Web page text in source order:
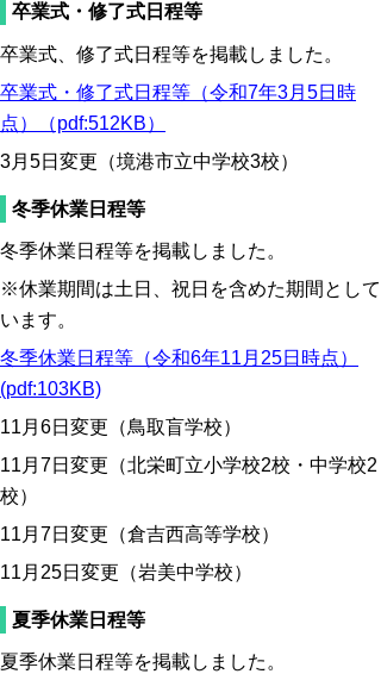
卒業式・修了式日程等
卒業式、修了式日程等を掲載しました。
卒業式・修了式日程等（令和7年3月5日時
点）（pdf:512KB）
3月5日変更（境港市立中学校3校）
冬季休業日程等
冬季休業日程等を掲載しました。
※休業期間は土日、祝日を含めた期間として
います。
冬季休業日程等（令和6年11月25日時点）
(pdf:103KB)
11月6日変更（鳥取盲学校）
11月7日変更（北栄町立小学校2校・中学校2
校）
11月7日変更（倉吉西高等学校）
11月25日変更（岩美中学校）
夏季休業日程等
夏季休業日程等を掲載しました。